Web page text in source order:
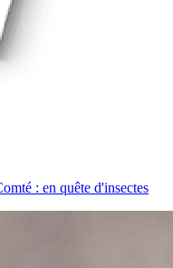
: en quête d'insectes